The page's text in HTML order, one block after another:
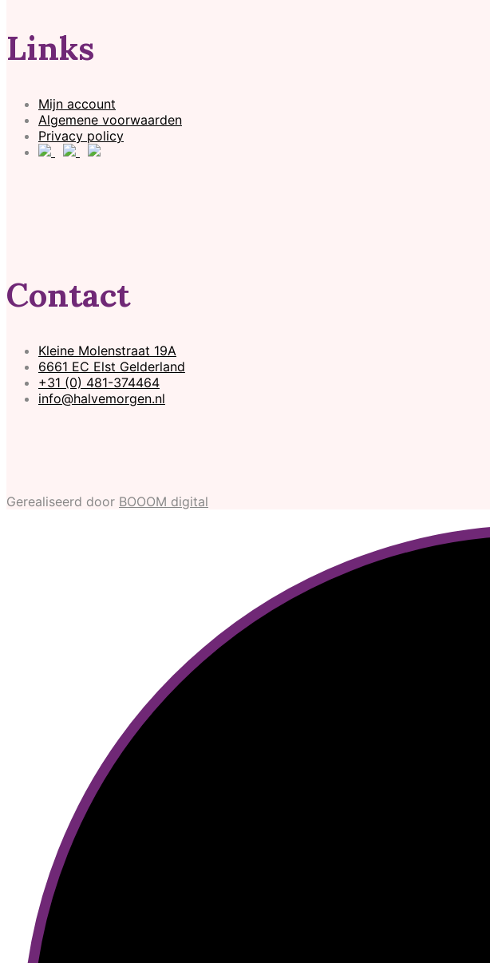
Links
Mijn account
Algemene voorwaarden
Privacy policy
Contact
Kleine Molenstraat 19A
6661 EC Elst Gelderland
+31 (0) 481-374464
info@halvemorgen.nl
Gerealiseerd door BOOOM digital